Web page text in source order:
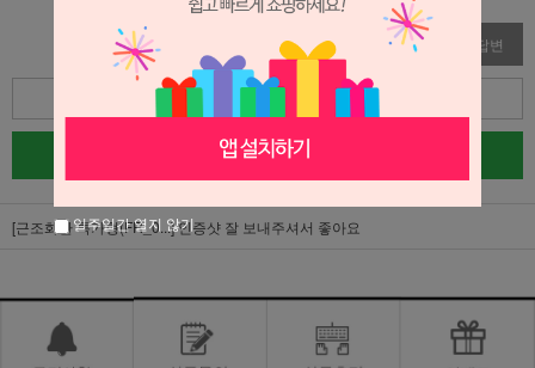
수정 삭제 답변
글쓰기
[근조화환 특가형(FR_0...]인증샷 잘 보내주셔서 좋아요
일주일간 열지 않기